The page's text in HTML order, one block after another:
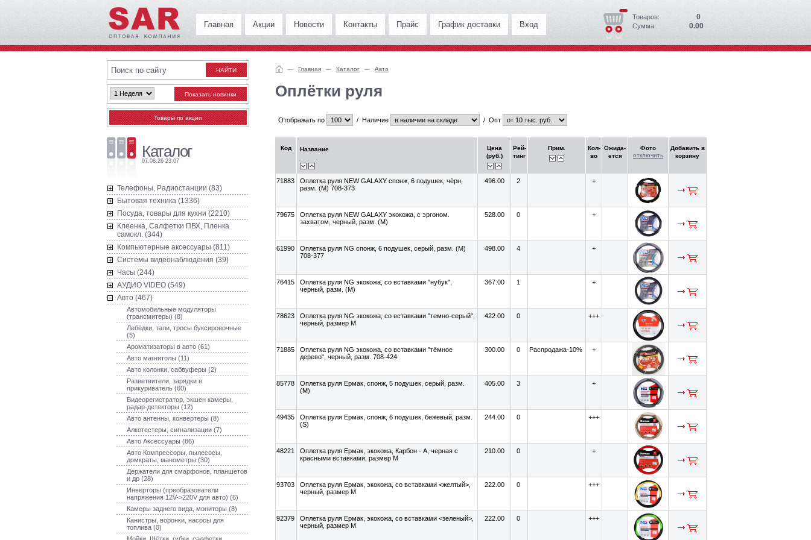
Главная Акции Новости Контакты Прайс График доставки Вход
Товаров: 0
Сумма: 0.00
Каталог
07.08.26 23:07
Телефоны, Радиостанции (83)
Бытовая техника (1336)
Посуда, товары для кухни (2210)
Клеенка, Салфетки ПВХ, Пленка
самокл. (344)
Компьютерные аксессуары (811)
Системы видеонаблюдения (39)
Часы (244)
AУДИО VIDEO (549)
Авто (467)
Автомобильные модуляторы
(трансмитеры) (8)
Лебёдки, тали, тросы буксировочные
(5)
Ароматизаторы в авто (61)
Авто магнитолы (11)
Авто колонки, сабвуферы (2)
Разветвители, зарядки в
прикуриватель (60)
Видеорегистратор, экшен камеры,
радар-детекторы (12)
Авто антенны, конвертеры (8)
Алкотестеры, сигнализации (7)
Авто Аксессуары (86)
Авто Компрессоры, пылесосы,
домкраты, манометры (30)
Держатели для смарфонов, планшетов
и др (28)
Инверторы (преобразователи
напряжения 12V->220V для авто) (6)
Камеры заднего вида, мониторы (8)
Канистры, воронки, насосы для
топлива (0)
Главная Каталог Авто
Оплётки руля
Отображать по / Наличие / Опт
Код Название
Цена
(руб.)
Рей-
тинг
Прим.
Кол-
во
Ожида-
ется
Фото
отключить
Добавить в
корзину
71883
Оплетка руля NEW GALAXY спонж, 6 подушек, чёрн,
разм. (M) 708-373
496.00 2 +
79675
Оплетка руля NEW GALAXY экокожа, с эргоном.
захватом, черный, разм. (М)
528.00 0 +
61990
Оплетка руля NG спонж, 6 подушек, серый, разм. (M)
708-377
498.00 4 +
76415
Оплетка руля NG экокожа, со вставками "нубук",
черный, разм. (М)
367.00 1 +
78623
Оплетка руля NG экокожа, со вставками "темно-серый",
черный, размер М
422.00 0 +++
71885
Оплетка руля NG экокожа, со вставками "тёмное
дерево", черный, разм. 708-424
300.00 0 Распродажа-10% +
85778
Оплетка руля Ермак, спонж, 5 подушек, серый, разм.
(М)
405.00 3 +
49435
Оплетка руля Ермак, спонж, 6 подушек, бежевый, разм.
(S)
244.00 0 +++
48221
Оплетка руля Ермак, экокожа, Карбон - А, черная с
красными вставками, размер М
210.00 0 +
93703
Оплетка руля Ермак, экокожа, со вставками <желтый>,
черный, размер М
222.00 0 +++
92379
Оплетка руля Ермак, экокожа, со вставками <зеленый>,
черный, размер М
222.00 0 +++